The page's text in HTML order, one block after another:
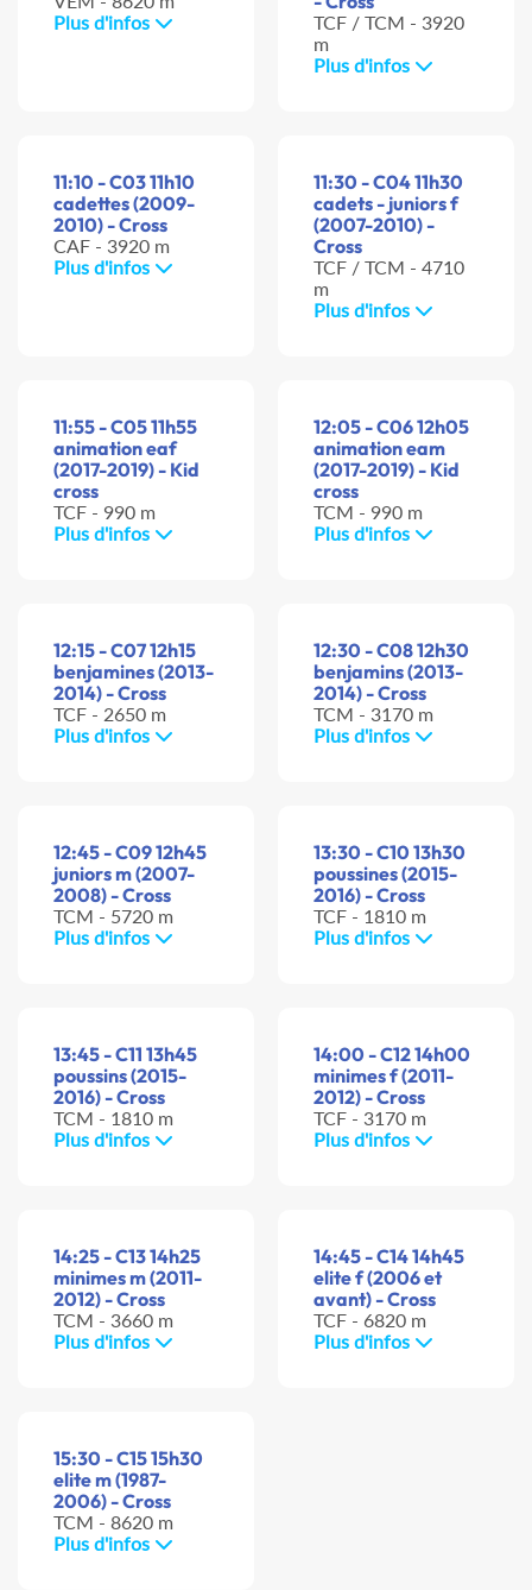
Plus d'infos
TCF / TCM - 3920
m
Plus d'infos
11:10 - C03 11h10
cadettes (2009-
2010) - Cross
CAF - 3920 m
Plus d'infos
11:30 - C04 11h30
cadets - juniors f
(2007-2010) -
Cross
TCF / TCM - 4710
m
Plus d'infos
11:55 - C05 11h55
animation eaf
(2017-2019) - Kid
cross
TCF - 990 m
Plus d'infos
12:05 - C06 12h05
animation eam
(2017-2019) - Kid
cross
TCM - 990 m
Plus d'infos
12:15 - C07 12h15
benjamines (2013-
2014) - Cross
TCF - 2650 m
Plus d'infos
12:30 - C08 12h30
benjamins (2013-
2014) - Cross
TCM - 3170 m
Plus d'infos
12:45 - C09 12h45
juniors m (2007-
2008) - Cross
TCM - 5720 m
Plus d'infos
13:30 - C10 13h30
poussines (2015-
2016) - Cross
TCF - 1810 m
Plus d'infos
13:45 - C11 13h45
poussins (2015-
2016) - Cross
TCM - 1810 m
Plus d'infos
14:00 - C12 14h00
minimes f (2011-
2012) - Cross
TCF - 3170 m
Plus d'infos
14:25 - C13 14h25
minimes m (2011-
2012) - Cross
TCM - 3660 m
Plus d'infos
14:45 - C14 14h45
elite f (2006 et
avant) - Cross
TCF - 6820 m
Plus d'infos
15:30 - C15 15h30
elite m (1987-
2006) - Cross
TCM - 8620 m
Plus d'infos